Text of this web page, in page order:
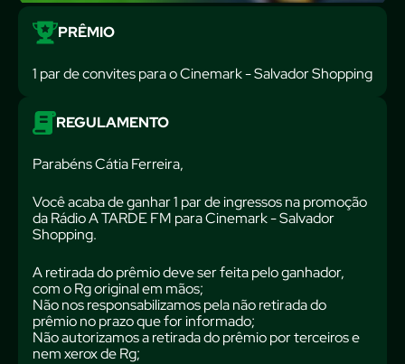
PRÊMIO
1 par de convites para o Cinemark - Salvador Shopping
REGULAMENTO
Parabéns Cátia Ferreira,
Você acaba de ganhar 1 par de ingressos na promoção
da Rádio A TARDE FM para Cinemark - Salvador
Shopping.
A retirada do prêmio deve ser feita pelo ganhador,
com o Rg original em mãos;
Não nos responsabilizamos pela não retirada do
prêmio no prazo que for informado;
Não autorizamos a retirada do prêmio por terceiros e
nem xerox de Rg;